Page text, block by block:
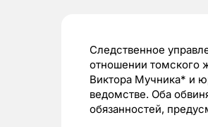
Следственное
отношении томского
Виктора Мучника* и
ведомстве. Оба
обязанностей,